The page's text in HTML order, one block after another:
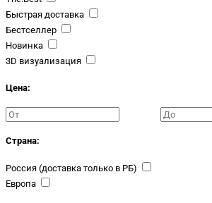
Быстрая доставка
Бестселлер
Новинка
3D визуализация
Цена:
Страна:
Россия (доставка только в РБ)
Европа